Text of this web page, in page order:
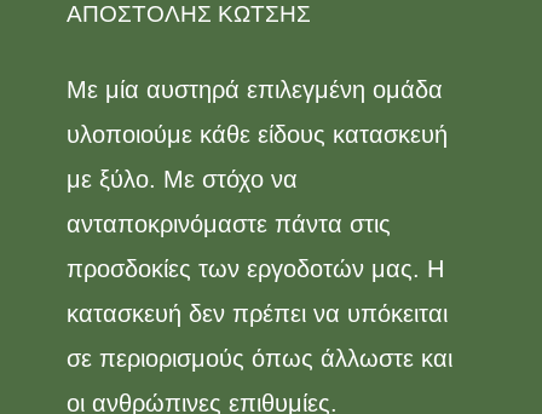
ΑΠΟΣΤOΛΗΣ ΚΩΤΣΗΣ
Με μία αυστηρά επιλεγμένη ομάδα
υλοποιούμε κάθε είδους κατασκευή
με ξύλο. Με στόχο να
ανταποκρινόμαστε πάντα στις
προσδοκίες των εργοδοτών μας. Η
κατασκευή δεν πρέπει να υπόκειται
σε περιορισμούς όπως άλλωστε και
οι ανθρώπινες επιθυμίες.